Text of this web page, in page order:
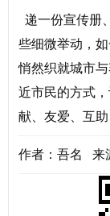
递一份宣传册
些细微举动，
悄然织就城市
近市民的方式
献、友爱、互助
作者：吾名 来